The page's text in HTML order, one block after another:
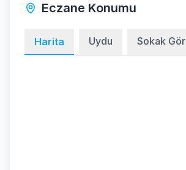
Eczane Konumu
Harita Uydu Sokak